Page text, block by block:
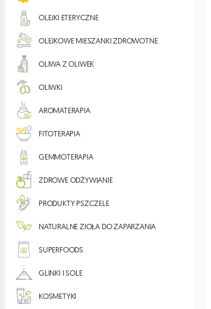
OLEJKI ETERYCZNE
OLEJKOWE MIESZANKI ZDROWOTNE
OLIWA Z OLIWEK
OLIWKI
AROMATERAPIA
FITOTERAPIA
GEMMOTERAPIA
ZDROWE ODŻYWIANIE
PRODUKTY PSZCZELE
NATURALNE ZIOŁA DO ZAPARZANIA
SUPERFOODS
GLINKI I SOLE
KOSMETYKI